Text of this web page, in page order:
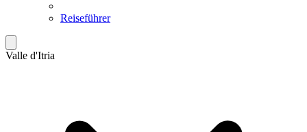
Reiseführer
Valle d'Itria